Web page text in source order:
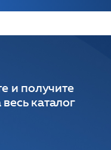
и получите
каталог